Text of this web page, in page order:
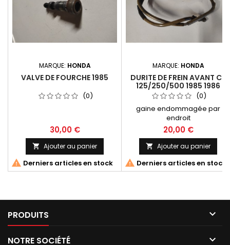
MARQUE: HONDA
VALVE DE FOURCHE 1985
(0)
30,00 €
 Ajouter au panier
 Derniers articles en stock
MARQUE: HONDA
DURITE DE FREIN AVANT CR
125/250/500 1985 1986
(0)
gaine endommagée par
endroit
20,00 €
 Ajouter au panier
 Derniers articles en stock
PRODUITS 
NOTRE SOCIÉTÉ 